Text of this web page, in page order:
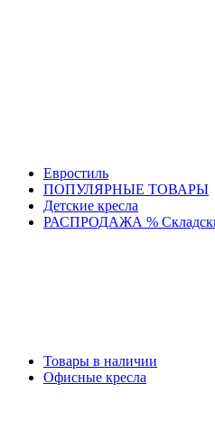
Евростиль
ПОПУЛЯРНЫЕ ТОВАРЫ
Детские кресла
РАСПРОДАЖА %
Товары в наличии
Офисные кресла